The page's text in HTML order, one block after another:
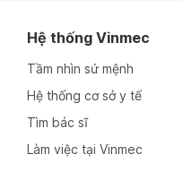
Hệ thống Vinmec
Tầm nhìn sứ mệnh
Hệ thống cơ sở y tế
Tìm bác sĩ
Làm việc tại Vinmec